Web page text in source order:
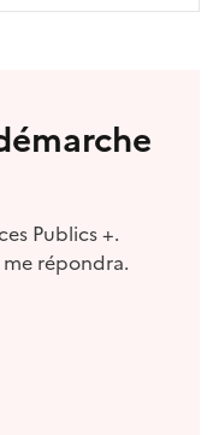
Publics +.
répondra.